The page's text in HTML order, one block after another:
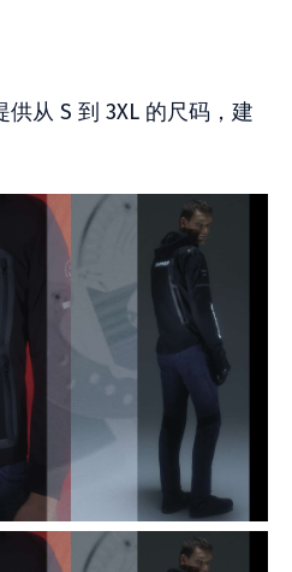
从 S 到 3XL 的尺码，建